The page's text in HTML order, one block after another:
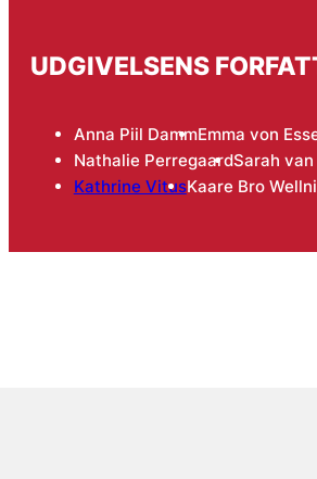
UDGIVELSENS
Anna Piil DammEmma von
Nathalie PerregaardSarah
Kathrine VitusKaare Bro